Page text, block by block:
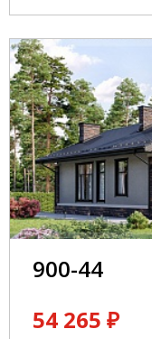
900-44
54 265 ₽